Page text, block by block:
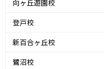
向ヶ丘遊園校
登戸校
新百合ヶ丘校
鷺沼校